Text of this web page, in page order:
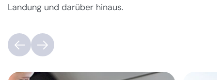
Landung und darüber hinaus.